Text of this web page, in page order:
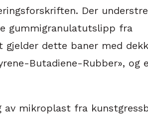
Der
gummigranulatutslipp fra
gjelder dette baner med
Butadiene-Rubber», og
mikroplast fra